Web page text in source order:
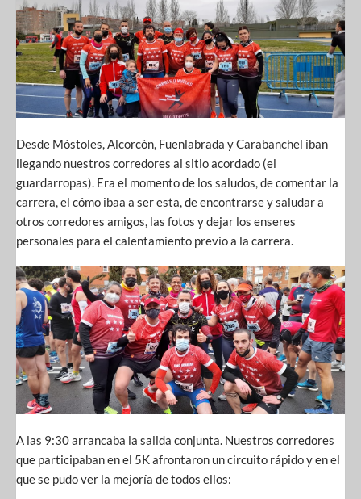
Desde Móstoles, Alcorcón, Fuenlabrada y Carabanchel iban
llegando nuestros corredores al sitio acordado (el
guardarropas). Era el momento de los saludos, de comentar la
carrera, el cómo ibaa a ser esta, de encontrarse y saludar a
otros corredores amigos, las fotos y dejar los enseres
personales para el calentamiento previo a la carrera.
A las 9:30 arrancaba la salida conjunta. Nuestros corredores
que participaban en el 5K afrontaron un circuito rápido y en el
que se pudo ver la mejoría de todos ellos: